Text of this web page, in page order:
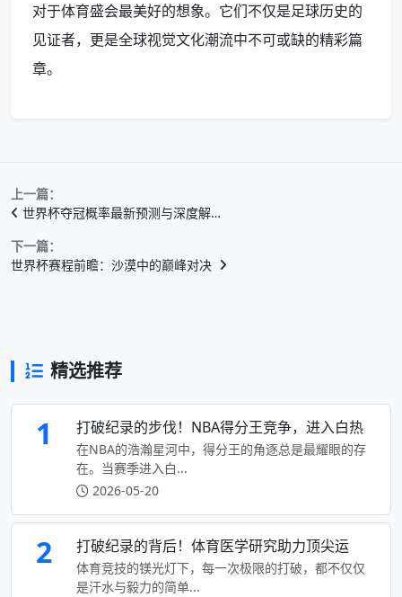
对于体育盛会最美好的想象。它们不仅是足球历史的
见证者，更是全球视觉文化潮流中不可或缺的精彩篇
章。
上一篇：
世界杯夺冠概率最新预测与深度解…
下一篇：
世界杯赛程前瞻：沙漠中的巅峰对决
精选推荐
1 打破纪录的步伐！NBA得分王竞争，进入白热
在NBA的浩瀚星河中，得分王的角逐总是最耀眼的存
在。当赛季进入白...
2026-05-20
2 打破纪录的背后！体育医学研究助力顶尖运
体育竞技的镁光灯下，每一次极限的打破，都不仅仅
是汗水与毅力的简单...